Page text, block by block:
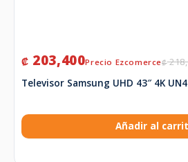
₡
₡ 203,400
Televisor Samsung UHD 43″ 4K
Añadir al